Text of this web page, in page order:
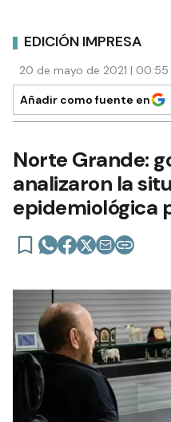
EDICIÓN IMPRESA
20 de mayo de 2021 |
Añadir como fuente en
Norte Grande:
analizaron la
epidemiológica